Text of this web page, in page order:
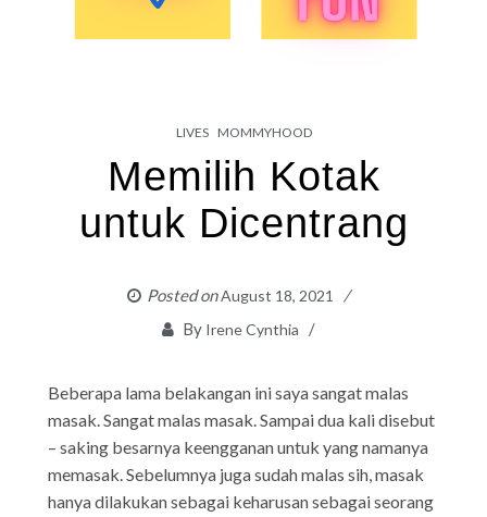
LIVES MOMMYHOOD
Memilih Kotak
untuk Dicentrang
Posted onAugust 18, 2021
By Irene Cynthia
Beberapa lama belakangan ini saya sangat malas
masak. Sangat malas masak. Sampai dua kali disebut
– saking besarnya keengganan untuk yang namanya
memasak. Sebelumnya juga sudah malas sih, masak
hanya dilakukan sebagai keharusan sebagai seorang